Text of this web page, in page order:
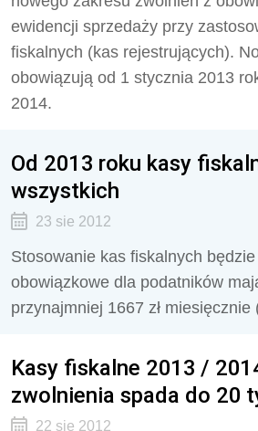
ewidencji sprzedaży przy
fiskalnych (kas rejestrujących).
obowiązują od 1 stycznia 2013
2014.
Od 2013 roku kasy
wszystkich
23 sie 2012
Stosowanie kas fiskalnych
obowiązkowe dla podatników
przynajmniej 1667 zł miesięcznie
Kasy fiskalne 2013 /
zwolnienia spada do 20
22 sie 2012